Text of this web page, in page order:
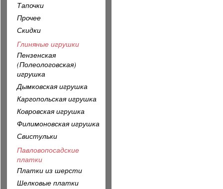
Тапочки
Прочее
Скидки
Глиняные игрушки
Пензенская
(Полеологовская)
игрушка
Дымковская игрушка
Каргопольская игрушка
Ковровская игрушка
Филимоновская игрушка
Свистульки
Павловопосадские
платки
Платки из шерсти
Шелковые платки